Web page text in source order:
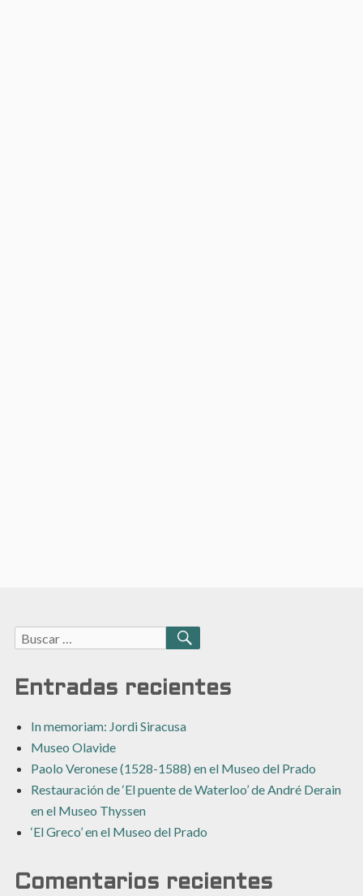
Buscar:
BUSCAR
Entradas recientes
In memoriam: Jordi Siracusa
Museo Olavide
Paolo Veronese (1528-1588) en el Museo del Prado
Restauración de ‘El puente de Waterloo’ de André Derain
en el Museo Thyssen
‘El Greco’ en el Museo del Prado
Comentarios recientes